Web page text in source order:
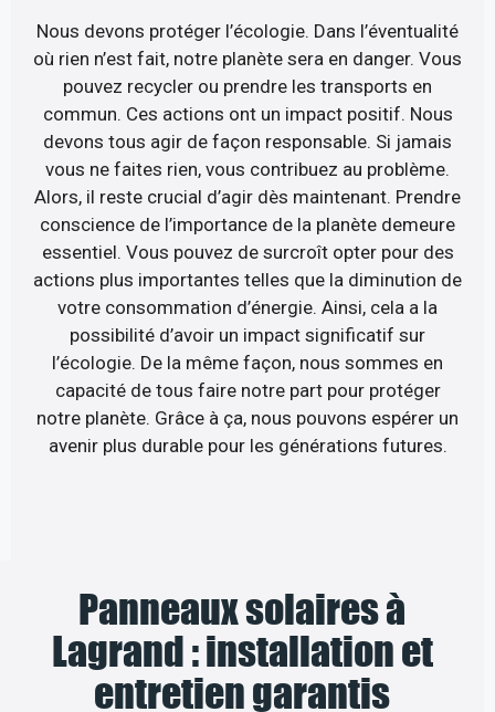
Nous devons protéger l’écologie. Dans l’éventualité
où rien n’est fait, notre planète sera en danger. Vous
pouvez recycler ou prendre les transports en
commun. Ces actions ont un impact positif. Nous
devons tous agir de façon responsable. Si jamais
vous ne faites rien, vous contribuez au problème.
Alors, il reste crucial d’agir dès maintenant. Prendre
conscience de l’importance de la planète demeure
essentiel. Vous pouvez de surcroît opter pour des
actions plus importantes telles que la diminution de
votre consommation d’énergie. Ainsi, cela a la
possibilité d’avoir un impact significatif sur
l’écologie. De la même façon, nous sommes en
capacité de tous faire notre part pour protéger
notre planète. Grâce à ça, nous pouvons espérer un
avenir plus durable pour les générations futures.
Panneaux solaires à
Lagrand : installation et
entretien garantis